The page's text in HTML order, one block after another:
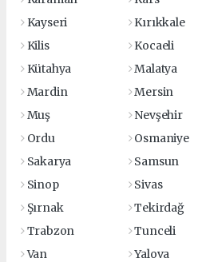
Kayseri
Kırıkkale
Kilis
Kocaeli
Kütahya
Malatya
Mardin
Mersin
Muş
Nevşehir
Ordu
Osmaniye
Sakarya
Samsun
Sinop
Sivas
Şırnak
Tekirdağ
Trabzon
Tunceli
Van
Yalova